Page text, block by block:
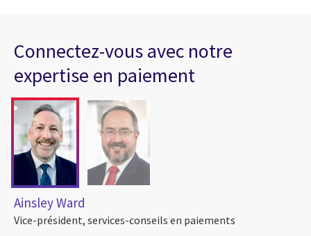
Connectez-vous avec notre
expertise en paiement
Ainsley Ward
Vice-président, services-conseils en paiements